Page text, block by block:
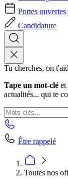
Portes ouvertes
Candidature
Tu cherches, on
Tape un mot-clé et
actualités... qui te
Être rappelé
Toutes nos